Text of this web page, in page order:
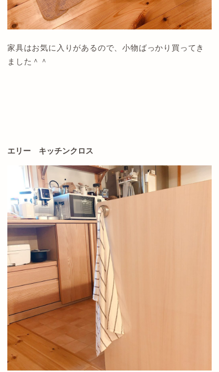
家具はお気に入りがあるので、小物ばっかり買ってき
ました＾＾
エリー キッチンクロス